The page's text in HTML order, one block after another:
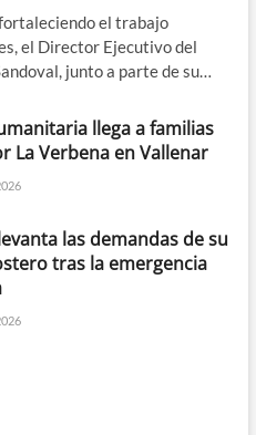
el trabajo
el Director Ejecutivo del
junto a parte de su…
llega a familias
La Verbena en Vallenar
las demandas de su
tras la emergencia